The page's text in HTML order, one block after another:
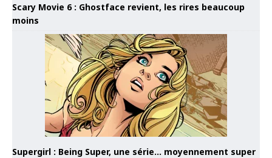
Scary Movie 6 : Ghostface revient, les rires beaucoup
moins
Supergirl : Being Super, une série… moyennement super